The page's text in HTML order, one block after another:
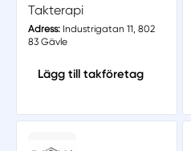
Takterapi
Adress:Industrigatan 11, 802
83 Gävle
Lägg till takföretag